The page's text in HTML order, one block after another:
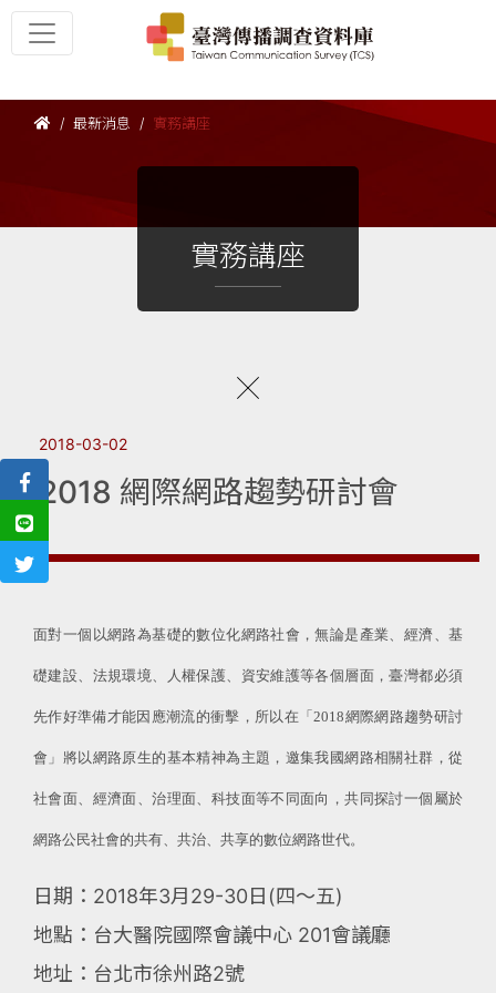
最新消息 實務講座
實務講座
2018-03-02
2018 網際網路趨勢研討會
面對一個以網路為基礎的數位化網路社會，無論是產業、經濟、基
礎建設、法規環境、人權保護、資安維護等各個層面，臺灣都必須
先作好準備才能因應潮流的衝擊，所以在「2018網際網路趨勢研討
會」將以網路原生的基本精神為主題，邀集我國網路相關社群，從
社會面、經濟面、治理面、科技面等不同面向，共同探討一個屬於
網路公民社會的共有、共治、共享的數位網路世代。
日期：2018年3月29-30日(四〜五)
地點：台大醫院國際會議中心 201會議廳
地址：台北市徐州路2號